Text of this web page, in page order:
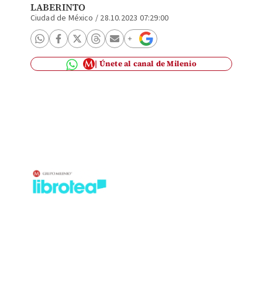
LABERINTO
Ciudad de México / 28.10.2023 07:29:00
Únete al canal de Milenio